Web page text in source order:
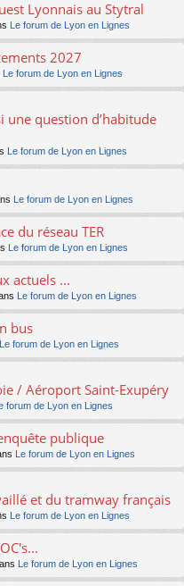
Lyonnais au Stytral
Le forum de Lyon en Lignes
2027
Le forum de Lyon en Lignes
une question d’habitude
Le forum de Lyon en Lignes
Le forum de Lyon en Lignes
du réseau TER
Le forum de Lyon en Lignes
actuels ...
Le forum de Lyon en Lignes
bus
Le forum de Lyon en Lignes
/ Aéroport Saint-Exupéry
forum de Lyon en Lignes
publique
Le forum de Lyon en Lignes
et du tramway français
Le forum de Lyon en Lignes
Le forum de Lyon en Lignes